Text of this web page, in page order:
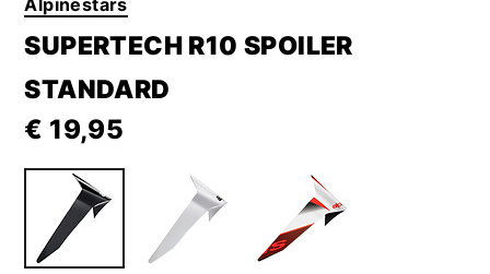
Alpinestars
SUPERTECH R10 SPOILER
STANDARD
€ 19,95